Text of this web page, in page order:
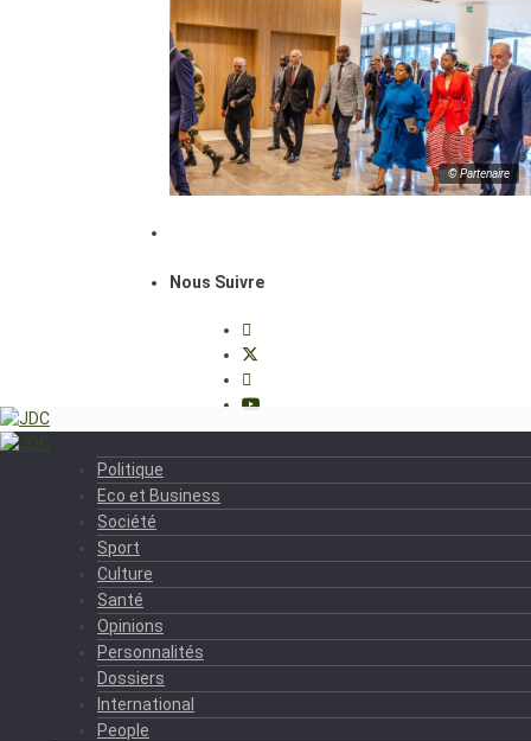
© Partenaire
Nous Suivre
Politique
Eco et Business
Société
Sport
Culture
Santé
Opinions
Personnalités
Dossiers
International
People